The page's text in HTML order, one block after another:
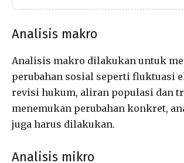
Analisis makro
Analisis makro dilakukan untuk
perubahan sosial seperti fluktuasi
revisi hukum, aliran populasi dan
menemukan perubahan konkret,
juga harus dilakukan.
Analisis mikro